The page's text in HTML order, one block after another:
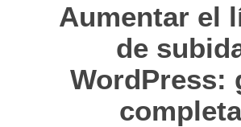
Aumentar el
de
WordPress:
completa